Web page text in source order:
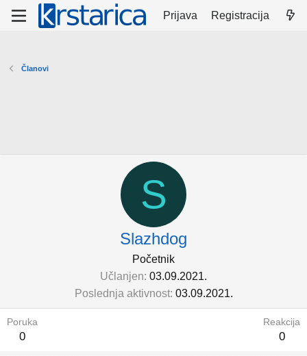
Prijava Registracija
Članovi
S
Slazhdog
Početnik
Učlanjen 03.09.2021.
Poslednja aktivnost 03.09.2021.
Poruka
0
Reakcija
0